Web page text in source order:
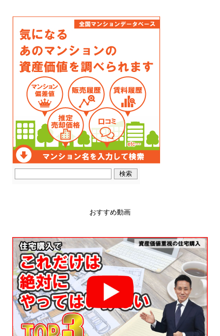
おすすめ動画